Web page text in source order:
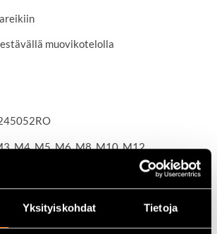
Yksityiskohdat Tietoja
muovikotelolla
M4, M5, M6, M8, M10, M12
Ø2,5 mm, Ø3,3 mm, Ø4,2 mm, Ø5,0 mm, Ø6,8
Ø10,2 mm
Co5-kobolttiteräs